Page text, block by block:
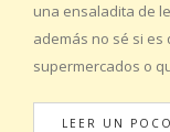
una ensaladita de
además no sé si es
supermercados o
LEER UN